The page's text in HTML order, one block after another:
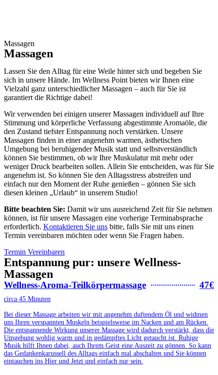
Massagen
Massagen
Lassen Sie den Alltag für eine Weile hinter sich und begeben Sie
sich in unsere Hände. Im Wellness Point bieten wir Ihnen eine
Vielzahl ganz unterschiedlicher Massagen – auch für Sie ist
garantiert die Richtige dabei!
Wir verwenden bei einigen unserer Massagen individuell auf Ihre
Stimmung und körperliche Verfassung abgestimmte Aromaöle, die
den Zustand tiefster Entspannung noch verstärken. Unsere
Massagen finden in einer angenehm warmen, ästhetischen
Umgebung bei beruhigender Musik statt und selbstverständlich
können Sie bestimmen, ob wir Ihre Muskulatur mit mehr oder
weniger Druck bearbeiten sollen. Allein Sie entscheiden, was für Sie
angenehm ist. So können Sie den Alltagsstress abstreifen und
einfach nur den Moment der Ruhe genießen – gönnen Sie sich
diesen kleinen „Urlaub“ in unserem Studio!
Bitte beachten Sie: Damit wir uns ausreichend Zeit für Sie nehmen
können, ist für unsere Massagen eine vorherige Terminabsprache
erforderlich. Kontaktieren Sie uns bitte, falls Sie mit uns einen
Termin vereinbaren möchten oder wenn Sie Fragen haben.
Termin Vereinbaren
Entspannung pur: unsere Wellness-
Massagen
Wellness-Aroma-Teilkörpermassage 47€
circa 45 Minuten
Bei dieser Massage arbeiten wir mit angenehm duftendem Öl und widmen
uns Ihren verspannten Muskeln beispielsweise im Nacken und am Rücken.
Die entspannende Wirkung unserer Massage wird dadurch verstärkt, dass die
Umgebung wohlig warm und in gedämpftes Licht getaucht ist. Ruhige
Musik hilft Ihnen dabei, auch Ihrem Geist eine Auszeit zu gönnen. So kann
das Gedankenkarussell des Alltags einfach mal abschalten und Sie können
eintauchen ins Hier und Jetzt und einfach nur sein.